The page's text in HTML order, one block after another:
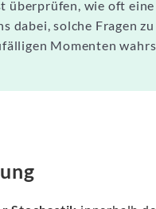
überprüfen, wie oft
dabei, solche Fragen
Momenten